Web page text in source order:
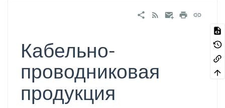
Кабельно-
проводниковая
продукция